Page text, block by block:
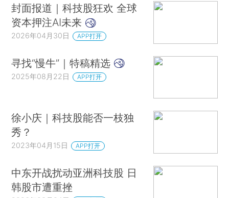
封面报道｜科技股狂欢 全球
资本押注AI未来
2026年04月30日 APP打开
寻找“慢牛”｜特稿精选
2025年08月22日 APP打开
徐小庆｜科技股能否一枝独
秀？
2023年04月15日 APP打开
中东开战扰动亚洲科技股 日
韩股市遭重挫